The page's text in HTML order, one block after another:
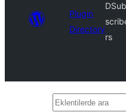
Plugin
Directory
DSub
rs
Eklentilerde